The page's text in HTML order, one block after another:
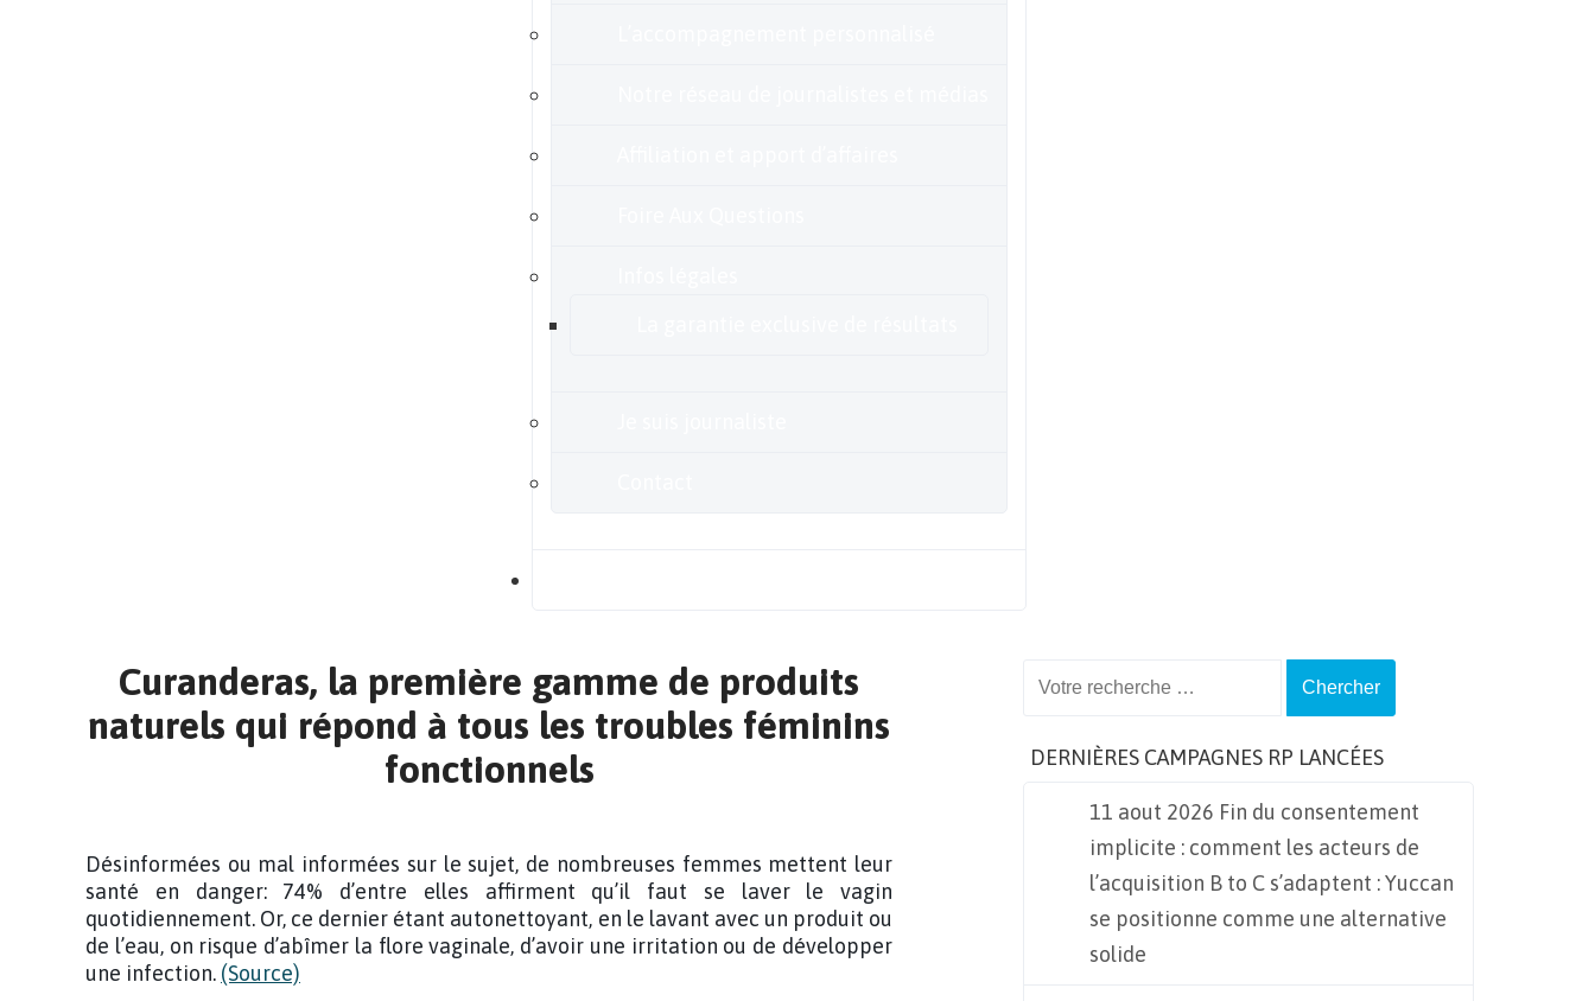
Curanderas, la première gamme de produits
naturels qui répond à tous les troubles féminins
fonctionnels
Désinformées ou mal informées sur le sujet, de nombreuses femmes mettent leur
santé en danger: 74% d’entre elles affirment qu’il faut se laver le vagin
quotidiennement. Or, ce dernier étant autonettoyant, en le lavant avec un produit ou
de l’eau, on risque d’abîmer la flore vaginale, d’avoir une irritation ou de développer
une infection. (Source)
DERNIÈRES CAMPAGNES RP LANCÉES
11 aout 2026 Fin du consentement
implicite : comment les acteurs de
l’acquisition B to C s’adaptent : Yuccan
se positionne comme une alternative
solide